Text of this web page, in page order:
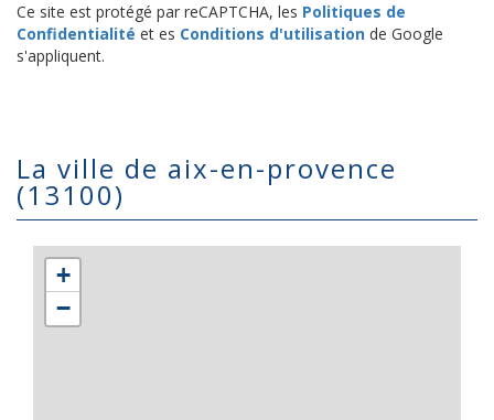
Ce site est protégé par reCAPTCHA, les Politiques de
Confidentialité et es Conditions d'utilisation de Google
s'appliquent.
la ville de aix-en-provence
(13100)
+
−